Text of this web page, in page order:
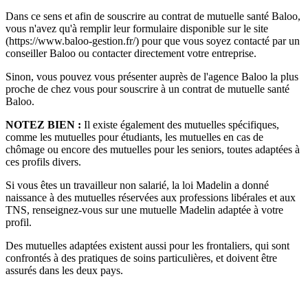
Dans ce sens et afin de souscrire au contrat de mutuelle santé Baloo,
vous n'avez qu'à remplir leur formulaire disponible sur le site
(https://www.baloo-gestion.fr/) pour que vous soyez contacté par un
conseiller Baloo ou contacter directement votre entreprise.
Sinon, vous pouvez vous présenter auprès de l'agence Baloo la plus
proche de chez vous pour souscrire à un contrat de mutuelle santé
Baloo.
NOTEZ BIEN : Il existe également des mutuelles spécifiques,
comme les mutuelles pour étudiants, les mutuelles en cas de
chômage ou encore des mutuelles pour les seniors, toutes adaptées à
ces profils divers.
Si vous êtes un travailleur non salarié, la loi Madelin a donné
naissance à des mutuelles réservées aux professions libérales et aux
TNS, renseignez-vous sur une mutuelle Madelin adaptée à votre
profil.
Des mutuelles adaptées existent aussi pour les frontaliers, qui sont
confrontés à des pratiques de soins particulières, et doivent être
assurés dans les deux pays.